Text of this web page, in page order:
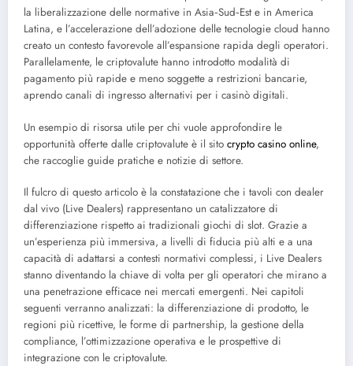
la liberalizzazione delle normative in Asia‑Sud‑Est e in America
Latina, e l’accelerazione dell’adozione delle tecnologie cloud hanno
creato un contesto favorevole all’espansione rapida degli operatori.
Parallelamente, le criptovalute hanno introdotto modalità di
pagamento più rapide e meno soggette a restrizioni bancarie,
aprendo canali di ingresso alternativi per i casinò digitali.
Un esempio di risorsa utile per chi vuole approfondire le
opportunità offerte dalle criptovalute è il sito crypto casino online,
che raccoglie guide pratiche e notizie di settore.
Il fulcro di questo articolo è la constatazione che i tavoli con dealer
dal vivo (Live Dealers) rappresentano un catalizzatore di
differenziazione rispetto ai tradizionali giochi di slot. Grazie a
un’esperienza più immersiva, a livelli di fiducia più alti e a una
capacità di adattarsi a contesti normativi complessi, i Live Dealers
stanno diventando la chiave di volta per gli operatori che mirano a
una penetrazione efficace nei mercati emergenti. Nei capitoli
seguenti verranno analizzati: la differenziazione di prodotto, le
regioni più ricettive, le forme di partnership, la gestione della
compliance, l’ottimizzazione operativa e le prospettive di
integrazione con le criptovalute.